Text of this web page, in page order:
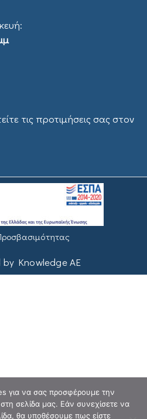
τις προτιμήσεις σας στον
Knowledge AE
για να σας προσφέρουμε την
σελίδα μας. Εάν συνεχίσετε να
θα υποθέσουμε πως είστε